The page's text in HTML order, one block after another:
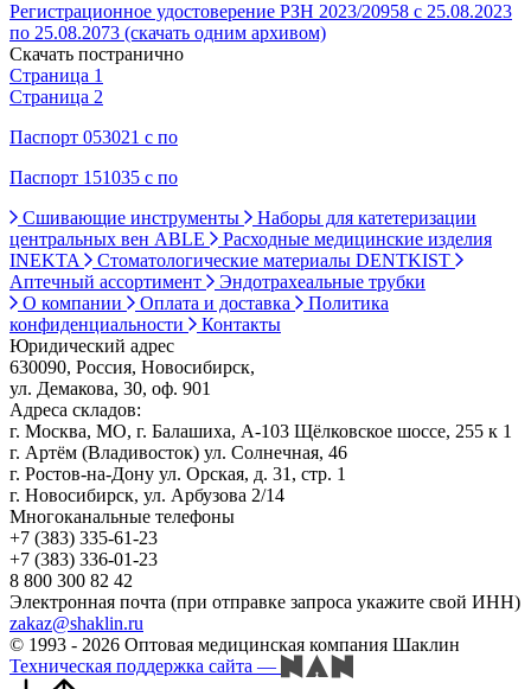
Регистрационное удостоверение РЗН 2023/20958 с 25.08.2023
по 25.08.2073 (скачать одним архивом)
Скачать постранично
Страница 1
Страница 2
Паспорт 053021 с по
Паспорт 151035 с по
Сшивающие инструменты
Наборы для катетеризации
центральных вен ABLE
Расходные медицинские изделия
INEKTA
Стоматологические материалы DENTKIST
Аптечный ассортимент
Эндотрахеальные трубки
О компании
Оплата и доставка
Политика
конфиденциальности
Контакты
Юридический адрес
630090, Россия, Новосибирск,
ул. Демакова, 30, оф. 901
Адреса складов:
г. Москва, МО, г. Балашиха, А-103 Щёлковское шоссе, 255 к 1
г. Артём (Владивосток) ул. Солнечная, 46
г. Ростов-на-Дону ул. Орская, д. 31, стр. 1
г. Новосибирск, ул. Арбузова 2/14
Многоканальные телефоны
+7 (383) 335-61-23
+7 (383) 336-01-23
8 800 300 82 42
Электронная почта (при отправке запроса укажите свой ИНН)
zakaz@shaklin.ru
© 1993 - 2026 Оптовая медицинская компания Шаклин
Техническая поддержка сайта —